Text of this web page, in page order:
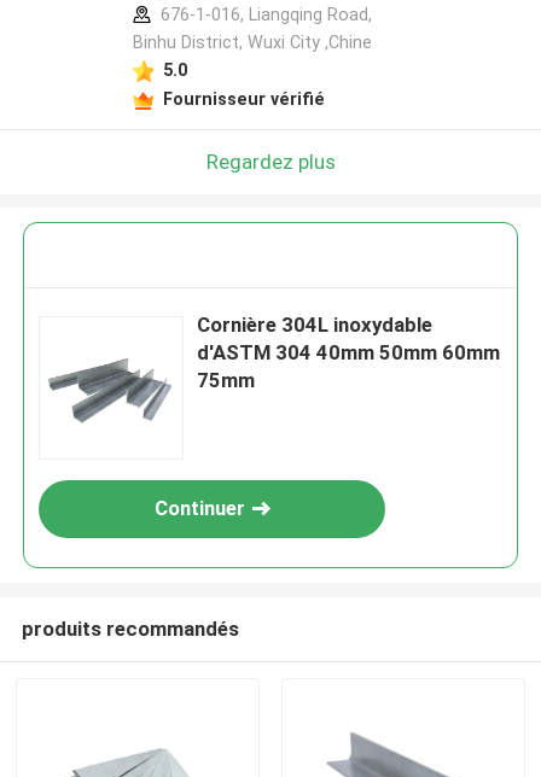
676-1-016, Liangqing Road,
Binhu District, Wuxi City ,Chine
5.0
Fournisseur vérifié
Regardez plus
Cornière 304L inoxydable
d'ASTM 304 40mm 50mm 60mm
75mm
Continuer
produits recommandés